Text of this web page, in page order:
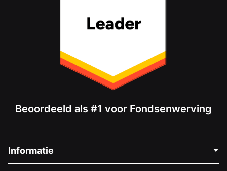
Beoordeeld als #1 voor Fondsenwerving
Informatie